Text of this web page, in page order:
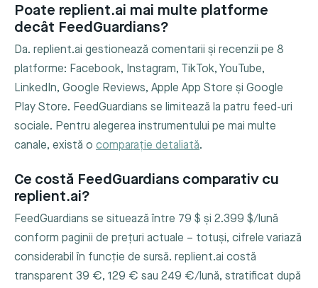
Poate replient.ai mai multe platforme
decât FeedGuardians?
Da. replient.ai gestionează comentarii și recenzii pe 8
platforme: Facebook, Instagram, TikTok, YouTube,
LinkedIn, Google Reviews, Apple App Store și Google
Play Store. FeedGuardians se limitează la patru feed-uri
sociale. Pentru alegerea instrumentului pe mai multe
canale, există o comparație detaliată.
Ce costă FeedGuardians comparativ cu
replient.ai?
FeedGuardians se situează între 79 $ și 2.399 $/lună
conform paginii de prețuri actuale – totuși, cifrele variază
considerabil în funcție de sursă. replient.ai costă
transparent 39 €, 129 € sau 249 €/lună, stratificat după